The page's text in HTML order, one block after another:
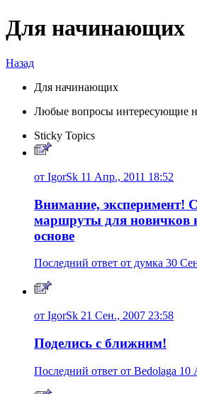
Для начинающих
Назад
Для начинающих
Любые вопросы интересующие
Sticky Topics
от IgorSk 11 Апр., 2011 18:52
Внимание, эксперимент!
маршруты для новичков
основе
Последний ответ от думка 30
от IgorSk 21 Сен., 2007 23:58
Поделись с ближним!
Последний ответ от Bedolaga 10